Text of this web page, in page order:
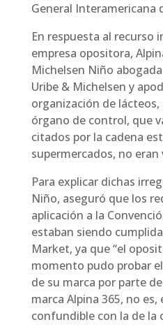
General Interamericana
En respuesta al recurso
empresa opositora,
Michelsen Niño
Uribe & Michelsen y
organización de
órgano de control, que
citados por la cadena
supermercados, no eran
Para explicar dichas
Niño, aseguró que los
aplicación a la
estaban siendo
Market, ya que “el
momento pudo probar
de su marca por parte
marca Alpina 365, no
confundible con la de la